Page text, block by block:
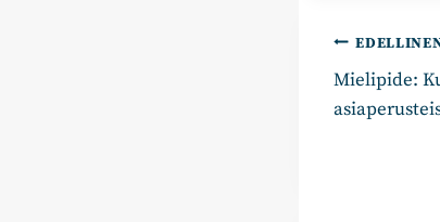
selaus
Mielipide: